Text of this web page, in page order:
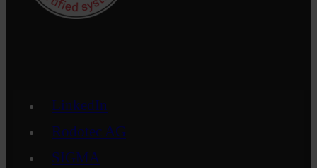
LinkedIn
Rodotec AG
SIGMA